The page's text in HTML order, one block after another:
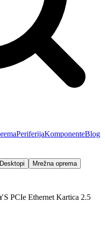
PeriferijaKomponenteBlog
Desktopi
Mrežna oprema
PCIe Ethernet Kartica 2.5